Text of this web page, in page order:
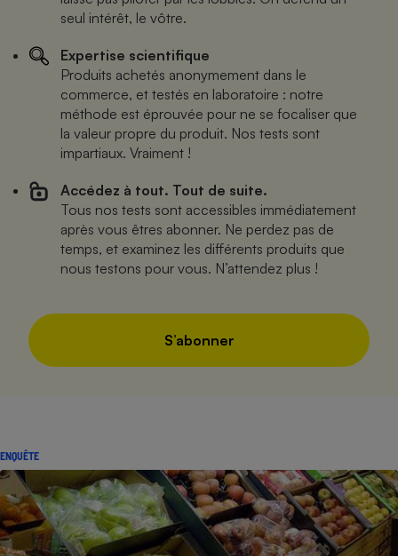
seul intérêt, le vôtre.
Expertise scientifique
Produits achetés anonymement dans le
commerce, et testés en laboratoire : notre
méthode est éprouvée pour ne se focaliser que
la valeur propre du produit. Nos tests sont
impartiaux. Vraiment !
Accédez à tout. Tout de suite.
Tous nos tests sont accessibles immédiatement
après vous êtres abonner. Ne perdez pas de
temps, et examinez les différents produits que
nous testons pour vous. N’attendez plus !
S’abonner
ENQUÊTE